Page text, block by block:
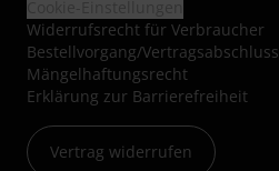
Widerrufsrecht für Verbraucher
Bestellvorgang/Vertragsabschluss
Mängelhaftungsrecht
Erklärung zur Barrierefreiheit
Vertrag widerrufen